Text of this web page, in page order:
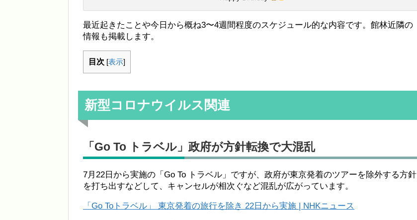
最近起きたことや今日から概ね3〜4週間程度のスケジュール的な内容です。館林近隣の
情報も掲載します。
目次 [表示]
新型コロナウイルス関連
「Go To トラベル」政府が方針転換で大混乱
7月22日から実施の「Go To トラベル」ですが、政府が東京発着のツアーを除外する方針
を打ち出すなどして、キャンセルが相次ぐなど混乱が広がっています。
「Go Toトラベル」 東京発着の旅行を除き 22日から実施 | NHKニュース